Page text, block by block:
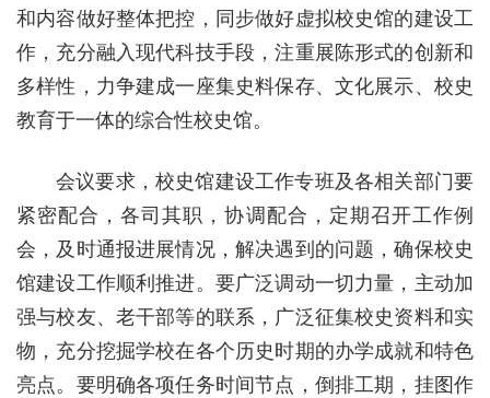
和内容做好整体把控，同步做好虚拟校史馆的建设工
作，充分融入现代科技手段，注重展陈形式的创新和
多样性，力争建成一座集史料保存、文化展示、校史
教育于一体的综合性校史馆。
会议要求，校史馆建设工作专班及各相关部门要
紧密配合，各司其职，协调配合，定期召开工作例
会，及时通报进展情况，解决遇到的问题，确保校史
馆建设工作顺利推进。要广泛调动一切力量，主动加
强与校友、老干部等的联系，广泛征集校史资料和实
物，充分挖掘学校在各个历史时期的办学成就和特色
亮点。要明确各项任务时间节点，倒排工期，挂图作